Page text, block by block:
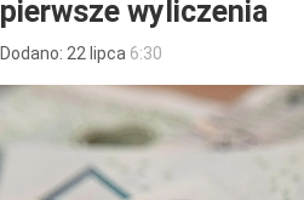
pierwsze wyliczenia
Dodano: 22 lipca 6:30